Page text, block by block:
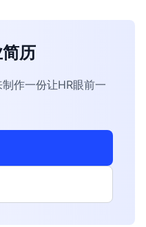
历
作一份让HR眼前一